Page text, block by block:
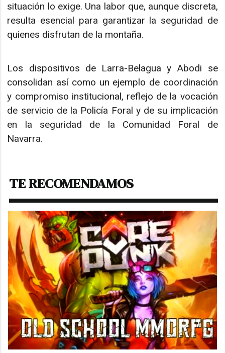
situación lo exige. Una labor que, aunque discreta,
resulta esencial para garantizar la seguridad de
quienes disfrutan de la montaña.
Los dispositivos de Larra-Belagua y Abodi se
consolidan así como un ejemplo de coordinación
y compromiso institucional, reflejo de la vocación
de servicio de la Policía Foral y de su implicación
en la seguridad de la Comunidad Foral de
Navarra.
TE RECOMENDAMOS